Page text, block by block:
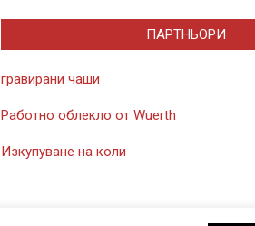
ПАРТНЬОРИ
гравирани чаши
Работно облекло от Wuerth
Изкупуване на коли